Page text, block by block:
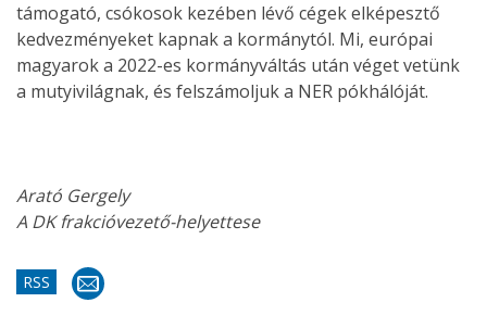
támogató, csókosok kezében lévő cégek elképesztő
kedvezményeket kapnak a kormánytól. Mi, európai
magyarok a 2022-es kormányváltás után véget vetünk
a mutyivilágnak, és felszámoljuk a NER pókhálóját.
Arató Gergely
A DK frakcióvezető-helyettese
RSS